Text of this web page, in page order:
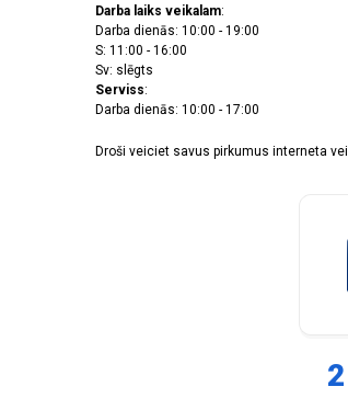
Darba laiks veikalam:
Darba dienās: 10:00 - 19:00
S: 11:00 - 16:00
Sv: slēgts
Serviss:
Darba dienās: 10:00 - 17:00
Droši veiciet savus pirkumus interneta